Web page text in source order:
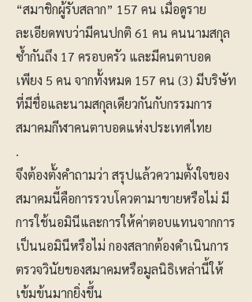
“สมาชิกผู้รับสลาก” 157 คน เมื่อดูราย
ละเอียดพบว่ามีคนปกติ 61 คน คนนามสกุล
ซ้ำกันถึง 17 ครอบครัว และมีคนตาบอด
เพียง 5 คน จากทั้งหมด 157 คน (3) มีบริษัท
ที่มีชื่อและนามสกุลเดียวกันกับกรรมการ
สมาคมกีฬาคนตาบอดแห่งประเทศไทย
.
จึงต้องตั้งคำถามว่า สรุปแล้วความตั้งใจของ
สมาคมนี้คือการรวบโควตามาขายหรือไม่ มี
การใช้นอมินีและการให้ค่าตอบแทนจากการ
เป็นนอมินีหรือไม่ กองสลากต้องดำเนินการ
ตรวจวินัยของสมาคมหรือมูลนิธิเหล่านี้ให้
เข้มข้นมากยิ่งขึ้น